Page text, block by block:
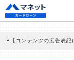
【コンテンツの広告表記